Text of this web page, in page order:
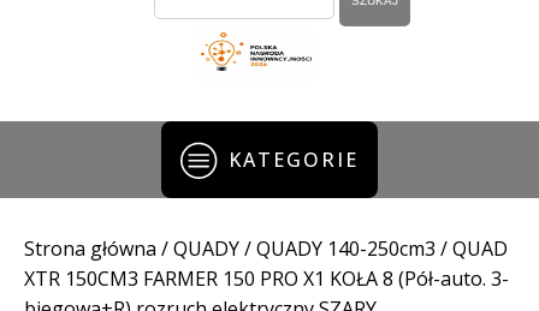
KATEGORIE
Strona główna /QUADY/QUADY 140-250cm3 / QUAD
XTR 150CM3 FARMER 150 PRO X1 KOŁA 8 (Pół-auto. 3-